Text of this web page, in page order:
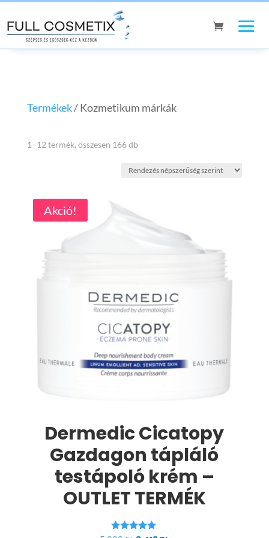
Termékek/ Kozmetikum márkák
1–12 termék, összesen 166 dbSorted
Akció!
Dermedic Cicatopy
Gazdagon tápláló
testápoló krém –
OUTLET TERMÉK